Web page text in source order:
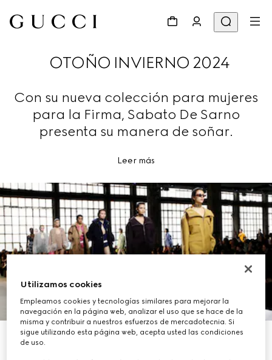
OTOÑO INVIERNO 2024
Con su nueva colección para mujeres
para la Firma, Sabato De Sarno
presenta su manera de soñar.
Leer más
DESCUBRIR MÁS
Utilizamos cookies
Empleamos cookies y tecnologías similares para mejorar la
navegación en la página web, analizar el uso que se hace de la
misma y contribuir a nuestros esfuerzos de mercadotecnia. Si
sigue utilizando esta página web, acepta usted las condiciones
de uso.